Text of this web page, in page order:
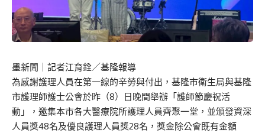
墨新聞 ｜記者江育銓／基隆報導
為感謝護理人員在第一線的辛勞與付出，基隆市衛生局與基隆
市護理師護士公會於昨（8）日晚間舉辦「護師節慶祝活
動」，邀集本市各大醫療院所護理人員齊聚一堂，並頒發資深
人員獎48名及優良護理人員獎28名，獎金除公會既有金額